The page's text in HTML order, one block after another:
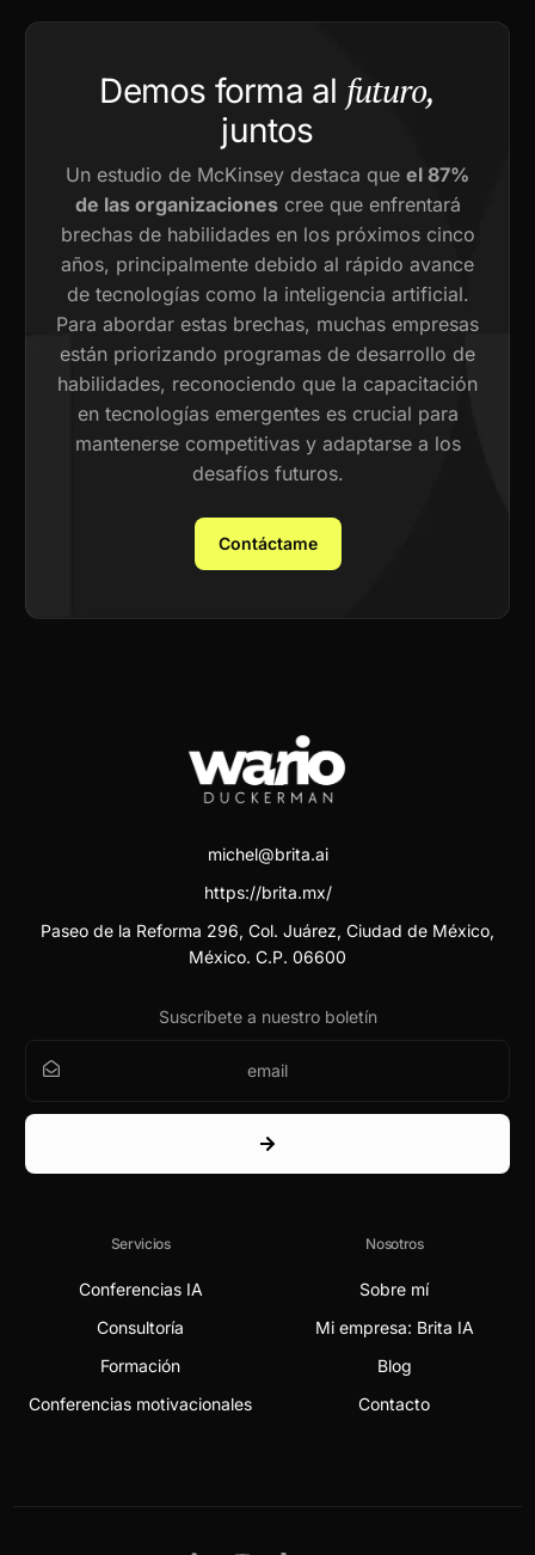
Demos forma al futuro,
juntos
Un estudio de McKinsey destaca que el 87%
de las organizacionescree que enfrentará
brechas de habilidades en los próximos cinco
años, principalmente debido al rápido avance
de tecnologías como la inteligencia artificial.
Para abordar estas brechas, muchas empresas
están priorizando programas de desarrollo de
habilidades, reconociendo que la capacitación
en tecnologías emergentes es crucial para
mantenerse competitivas y adaptarse a los
desafíos futuros.
Contáctame
michel@brita.ai
https://brita.mx/
Paseo de la Reforma 296, Col. Juárez, Ciudad de México,
México. C.P. 06600
Suscríbete a nuestro boletín
Servicios
Conferencias IA
Consultoría
Formación
Conferencias motivacionales
Nosotros
Sobre mí
Mi empresa: Brita IA
Blog
Contacto